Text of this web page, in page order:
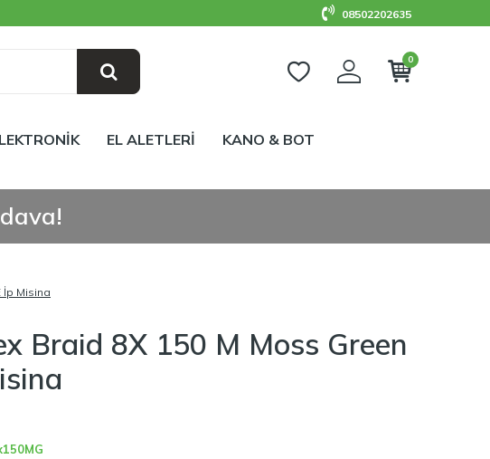
08502202635
0
EL ALETLERİ KANO & BOT
İp Misina
Braid 8X 150 M Moss Green